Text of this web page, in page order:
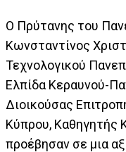
Ο Πρύτανης του
Κωνσταντίνος
Τεχνολογικού
Ελπίδα Κεραυνού-
Διοικούσας
Κύπρου, Καθηγητής
προέβησαν σε μια